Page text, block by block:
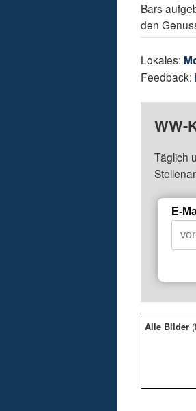
Bars
den
Lokales:
Feedback:
WW-
Täglich
E-
Alle Bilder